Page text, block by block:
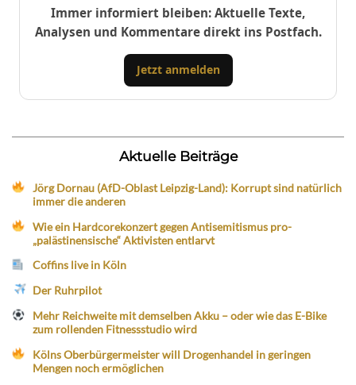
Immer informiert bleiben: Aktuelle Texte,
Analysen und Kommentare direkt ins Postfach.
Jetzt anmelden
Aktuelle Beiträge
Jörg Dornau (AfD-Oblast Leipzig-Land): Korrupt sind natürlich
immer die anderen
Wie ein Hardcorekonzert gegen Antisemitismus pro-
„palästinensische“ Aktivisten entlarvt
Coffins live in Köln
Der Ruhrpilot
Mehr Reichweite mit demselben Akku – oder wie das E-Bike
zum rollenden Fitnessstudio wird
Kölns Oberbürgermeister will Drogenhandel in geringen
Mengen noch ermöglichen